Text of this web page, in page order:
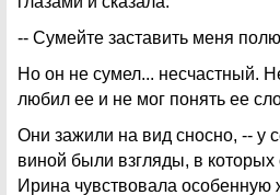
-- Сумейте заставить меня
Но он не сумел... несчастный.
любил ее и не мог понять ее
Они зажили на вид сносно, -- у
виной были взгляды, в которых
Ирина чувствовала особенную